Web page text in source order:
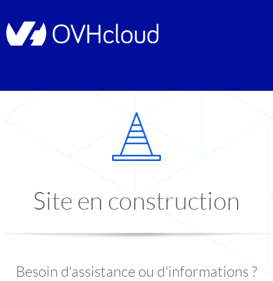
Site en construction
Besoin d'assistance ou d'informations ?